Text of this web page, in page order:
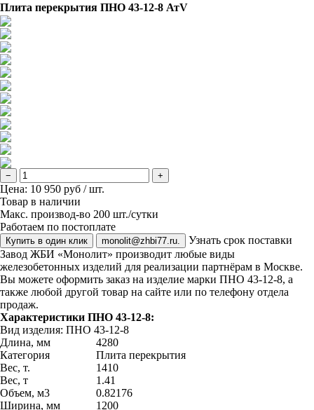
Плита перекрытия ПНО 43-12-8 АтV
− +
Цена: 10 950 руб / шт.
Товар в наличии
Макс. производ-во 200 шт./сутки
Работаем по постоплате
Купить в один клик monolit@zhbi77.ru.
Узнать срок поставки
Завод ЖБИ «Монолит» производит любые виды
железобетонных изделий для реализации партнёрам в Москве.
Вы можете оформить заказ на изделие марки ПНО 43-12-8, а
также любой другой товар на сайте или по телефону отдела
продаж.
Характеристики ПНО 43-12-8:
Вид изделия: ПНО 43-12-8
Длина, мм
4280
Категория
Плита перекрытия
Вес, т.
1410
Вес, т
1.41
Объем, м3
0.82176
Ширина, мм
1200